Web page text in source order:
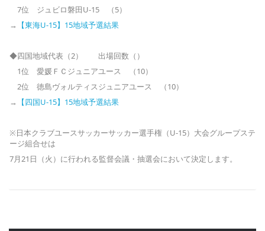
7位 ジュビロ磐田U-15 （5）
→
【東海U-15】15地域予選結果
◆四国地域代表（2） 出場回数（）
1位 愛媛ＦＣジュニアユース （10）
2位 徳島ヴォルティスジュニアユース （10）
→
【四国U-15】15地域予選結果
※日本クラブユースサッカーサッカー選手権（U-15）大会グループステ
ージ組合せは
7月21日（火）に行われる監督会議・抽選会において決定します。